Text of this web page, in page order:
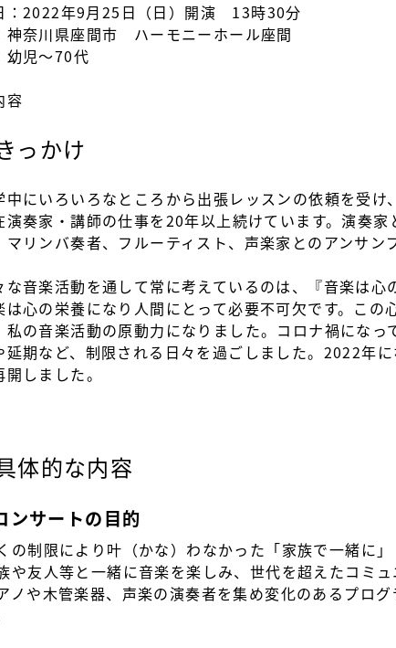
2022年9月25日（日）開演 13時30分
奈川県座間市 ハーモニーホール座間
児～70代
容
っかけ
中にいろいろなところから出張レッスンの依頼を受
演奏家・講師の仕事を20年以上続けています。演奏
マリンバ奏者、フルーティスト、声楽家とのアンサン
な音楽活動を通して常に考えているのは、『音楽は
は心の栄養になり人間にとって必要不可欠です。こ
私の音楽活動の原動力になりました。コロナ禍にな
延期など、制限される日々を過ごしました。2022年
しました。
体的な内容
ンサートの目的
の制限により叶（かな）わなかった「家族で一緒に
や友人等と一緒に音楽を楽しみ、世代を超えたコミュ
ノや木管楽器、声楽の演奏者を集め変化のあるプロ